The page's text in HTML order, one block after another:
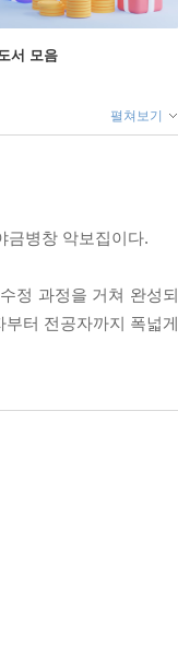
서 모음
펼쳐보기
금병창 악보집이다.
정 과정을 거쳐 완성되
터 전공자까지 폭넓게